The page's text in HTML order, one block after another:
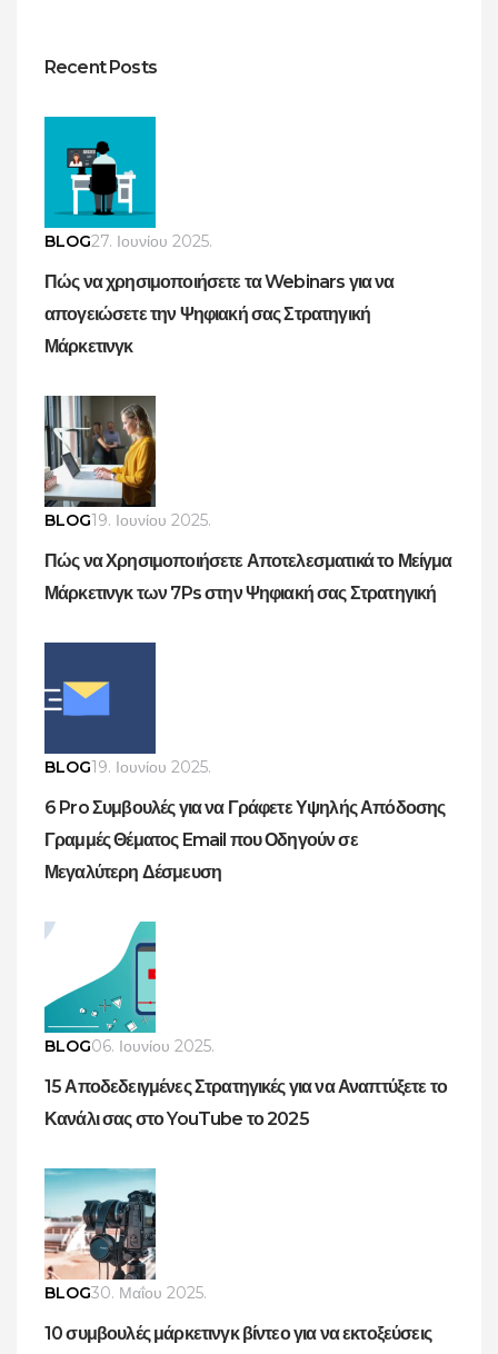
Recent Posts
BLOG27. Ιουνίου 2025.
Πώς να χρησιμοποιήσετε τα Webinars για να
απογειώσετε την Ψηφιακή σας Στρατηγική
Μάρκετινγκ
BLOG19. Ιουνίου 2025.
Πώς να Χρησιμοποιήσετε Αποτελεσματικά το Μείγμα
Μάρκετινγκ των 7Ps στην Ψηφιακή σας Στρατηγική
BLOG19. Ιουνίου 2025.
6 Pro Συμβουλές για να Γράφετε Υψηλής Απόδοσης
Γραμμές Θέματος Email που Οδηγούν σε
Μεγαλύτερη Δέσμευση
BLOG06. Ιουνίου 2025.
15 Αποδεδειγμένες Στρατηγικές για να Αναπτύξετε το
Κανάλι σας στο YouTube το 2025
BLOG30. Μαΐου 2025.
10 συμβουλές μάρκετινγκ βίντεο για να εκτοξεύσεις